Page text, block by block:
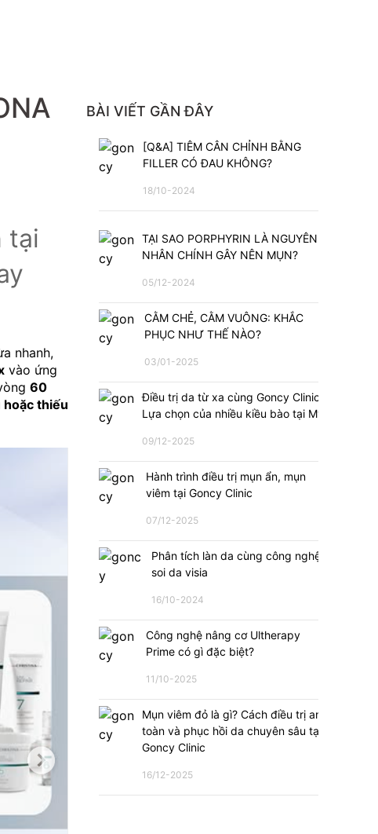
tại
nhanh,
vào ứng
60
hoặc thiếu
BÀI VIẾT GẦN ĐÂY
[Q&A] TIÊM CÂN CHỈNH BẰNG
FILLER CÓ ĐAU KHÔNG?
18/10-2024
TẠI SAO PORPHYRIN LÀ NGUYÊN
NHÂN CHÍNH GÂY NÊN MỤN?
05/12-2024
CẰM CHẺ, CẰM VUÔNG: KHẮC
PHỤC NHƯ THẾ NÀO?
03/01-2025
Điều trị da từ xa cùng Goncy Clinic:
Lựa chọn của nhiều kiều bào tại Mỹ
09/12-2025
Hành trình điều trị mụn ẩn, mụn
viêm tại Goncy Clinic
07/12-2025
Phân tích làn da cùng công nghệ
soi da visia
16/10-2024
Công nghệ nâng cơ Ultherapy
Prime có gì đặc biệt?
11/10-2025
Mụn viêm đỏ là gì? Cách điều trị an
toàn và phục hồi da chuyên sâu tại
Goncy Clinic
16/12-2025